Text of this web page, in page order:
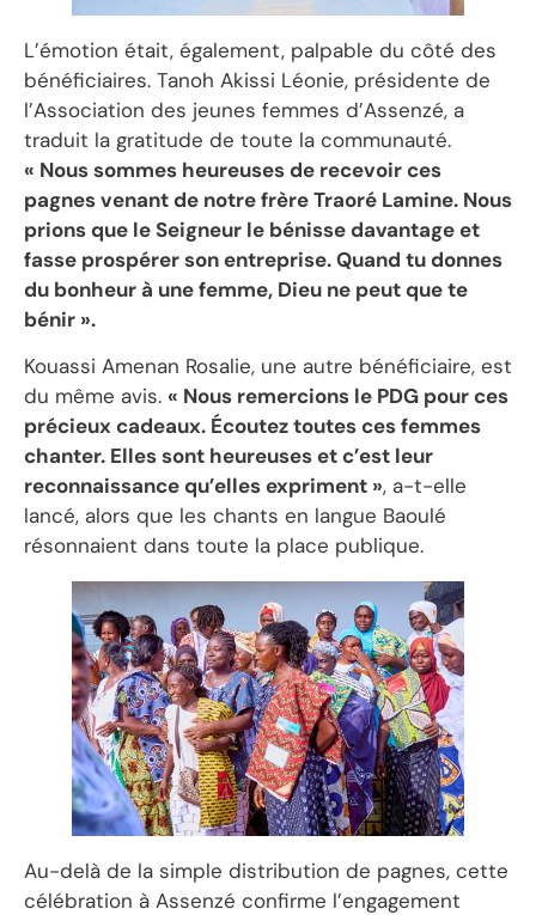
L’émotion était, également, palpable du côté des
bénéficiaires. Tanoh Akissi Léonie, présidente de
l’Association des jeunes femmes d’Assenzé, a
traduit la gratitude de toute la communauté.
« Nous sommes heureuses de recevoir ces
pagnes venant de notre frère Traoré Lamine. Nous
prions que le Seigneur le bénisse davantage et
fasse prospérer son entreprise. Quand tu donnes
du bonheur à une femme, Dieu ne peut que te
bénir ».
Kouassi Amenan Rosalie, une autre bénéficiaire, est
du même avis. « Nous remercions le PDG pour ces
précieux cadeaux. Écoutez toutes ces femmes
chanter. Elles sont heureuses et c’est leur
reconnaissance qu’elles expriment », a-t-elle
lancé, alors que les chants en langue Baoulé
résonnaient dans toute la place publique.
Au-delà de la simple distribution de pagnes, cette
célébration à Assenzé confirme l’engagement